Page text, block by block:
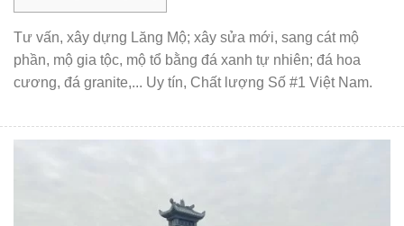
Tư vấn, xây dựng Lăng Mộ; xây sửa mới, sang cát mộ
phần, mộ gia tộc, mộ tổ bằng đá xanh tự nhiên; đá hoa
cương, đá granite,... Uy tín, Chất lượng Số #1 Việt Nam.